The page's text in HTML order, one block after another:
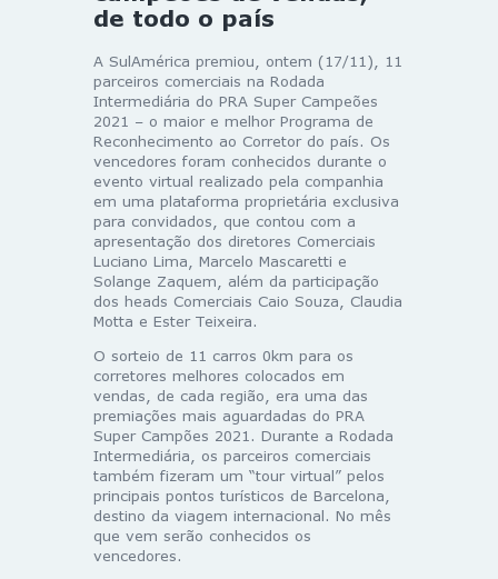
de todo o país
A SulAmérica premiou, ontem (17/11), 11
parceiros comerciais na Rodada
Intermediária do PRA Super Campeões
2021 – o maior e melhor Programa de
Reconhecimento ao Corretor do país. Os
vencedores foram conhecidos durante o
evento virtual realizado pela companhia
em uma plataforma proprietária exclusiva
para convidados, que contou com a
apresentação dos diretores Comerciais
Luciano Lima, Marcelo Mascaretti e
Solange Zaquem, além da participação
dos heads Comerciais Caio Souza, Claudia
Motta e Ester Teixeira.
O sorteio de 11 carros 0km para os
corretores melhores colocados em
vendas, de cada região, era uma das
premiações mais aguardadas do PRA
Super Campões 2021. Durante a Rodada
Intermediária, os parceiros comerciais
também fizeram um “tour virtual” pelos
principais pontos turísticos de Barcelona,
destino da viagem internacional. No mês
que vem serão conhecidos os
vencedores.